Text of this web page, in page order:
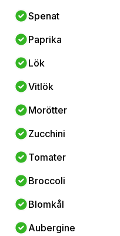
Spenat
Paprika
Lök
Vitlök
Morötter
Zucchini
Tomater
Broccoli
Blomkål
Aubergine